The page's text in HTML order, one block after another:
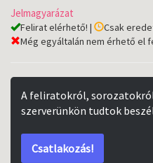
Jelmagyarázat
Felirat elérhető! |
Csak
Még egyáltalán nem érhető el
A feliratokról,
szerverünkön tudtok
Csatlakozás!